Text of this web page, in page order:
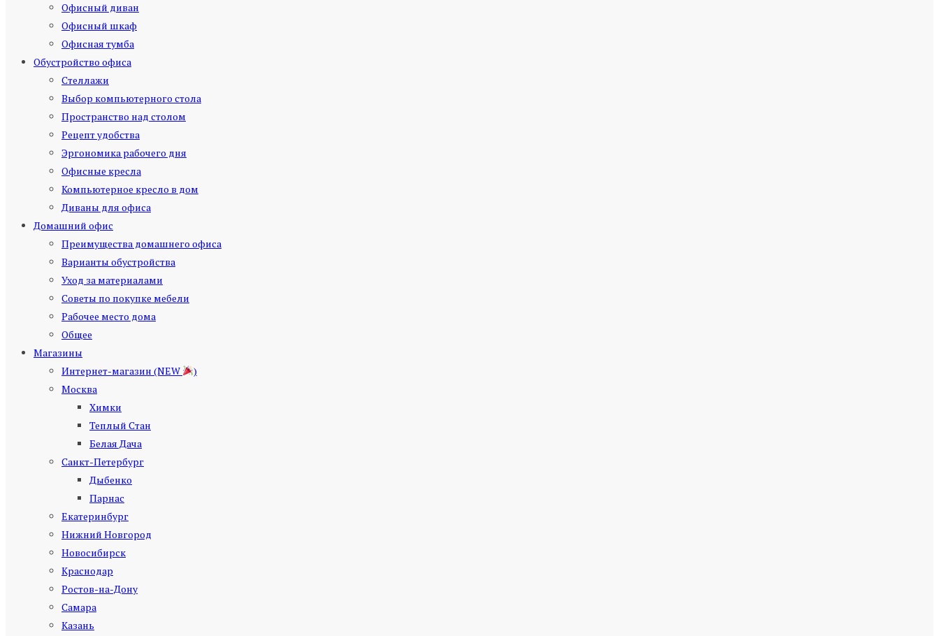
Офисный диван
Офисный шкаф
Офисная тумба
Обустройство офиса
Стеллажи
Выбор компьютерного стола
Пространство над столом
Рецепт удобства
Эргономика рабочего дня
Офисные кресла
Компьютерное кресло в дом
Диваны для офиса
Домашний офис
Преимущества домашнего офиса
Варианты обустройства
Уход за материалами
Советы по покупке мебели
Рабочее место дома
Общее
Магазины
Интернет-магазин (NEW
)
Москва
Химки
Теплый Стан
Белая Дача
Санкт-Петербург
Дыбенко
Парнас
Екатеринбург
Нижний Новгород
Новосибирск
Краснодар
Ростов-на-Дону
Самара
Казань